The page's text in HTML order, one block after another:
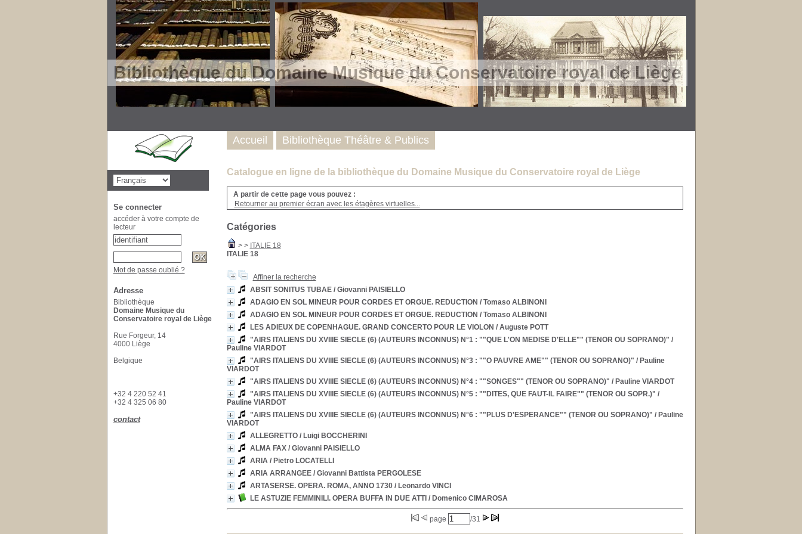
Bibliothèque du Domaine Musique du Conservatoire royal de Liège
Catalogue en ligne de la bibliothèque du Domaine Musique du Conservatoire royal de Liège
A partir de cette page vous pouvez :
Retourner au premier écran avec les étagères virtuelles...
Catégories
> > ITALIE 18
ITALIE 18
Affiner la recherche
ABSIT SONITUS TUBAE/ Giovanni PAISIELLO
ADAGIO EN SOL MINEUR POUR CORDES ET ORGUE. REDUCTION / Tomaso ALBINONI
ADAGIO EN SOL MINEUR POUR CORDES ET ORGUE. REDUCTION / Tomaso ALBINONI
LES ADIEUX DE COPENHAGUE. GRAND CONCERTO POUR LE VIOLON / Auguste POTT
"AIRS ITALIENS DU XVIIIE SIECLE (6) (AUTEURS INCONNUS) N°1 : ""QUE L'ON MEDISE D'ELLE"" (TENOR OU SOPRANO)" /
Pauline VIARDOT
"AIRS ITALIENS DU XVIIIE SIECLE (6) (AUTEURS INCONNUS) N°3 : ""O PAUVRE AME"" (TENOR OU SOPRANO)" / Pauline
VIARDOT
"AIRS ITALIENS DU XVIIIE SIECLE (6) (AUTEURS INCONNUS) N°4 : ""SONGES"" (TENOR OU SOPRANO)" / Pauline VIARDOT
"AIRS ITALIENS DU XVIIIE SIECLE (6) (AUTEURS INCONNUS) N°5 : ""DITES, QUE FAUT-IL FAIRE"" (TENOR OU SOPR.)" /
Pauline VIARDOT
"AIRS ITALIENS DU XVIIIE SIECLE (6) (AUTEURS INCONNUS) N°6 : ""PLUS D'ESPERANCE"" (TENOR OU SOPRANO)" / Pauline
VIARDOT
ALLEGRETTO/ Luigi BOCCHERINI
ALMA FAX/ Giovanni PAISIELLO
ARIA/ Pietro LOCATELLI
ARIA ARRANGEE/ Giovanni Battista PERGOLESE
ARTASERSE. OPERA. ROMA, ANNO 1730/ Leonardo VINCI
LE ASTUZIE FEMMINILI. OPERA BUFFA IN DUE ATTI / Domenico CIMAROSA
page /31
Accueil Bibliothèque Théâtre & Publics
Se connecter
accéder à votre compte de
lecteur
Mot de passe oublié ?
Adresse
Bibliothèque
Domaine Musique du
Conservatoire royal de Liège
Rue Forgeur, 14
4000 Liège
Belgique
+32 4 220 52 41
+32 4 325 06 80
contact